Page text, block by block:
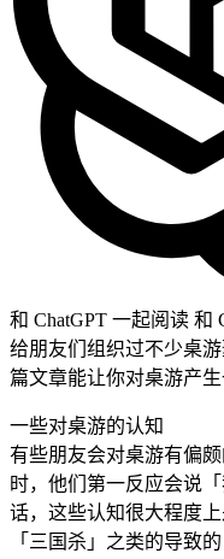
和 ChatGPT 一起阅读 和
给朋友们组织过不少桌
篇文章能让你对桌游产生
一些对桌游的认知
有些朋友会对桌游有偏
时，他们第一反应会说
话，这些认知很大程度
「三国杀」之类的导致